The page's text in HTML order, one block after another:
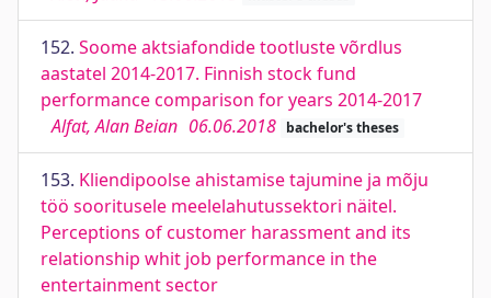
152. Soome aktsiafondide tootluste võrdlus
aastatel 2014-2017. Finnish stock fund
performance comparison for years 2014-2017
Alfat, Alan Beian 06.06.2018 bachelor's theses
153. Kliendipoolse ahistamise tajumine ja mõju
töö sooritusele meelelahutussektori näitel.
Perceptions of customer harassment and its
relationship whit job performance in the
entertainment sector